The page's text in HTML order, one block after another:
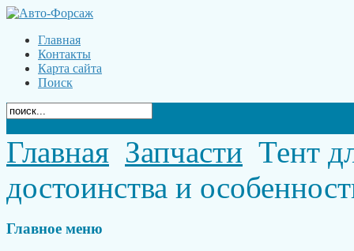
Главная
Контакты
Карта сайта
Поиск
Главная Запчасти Тент
достоинства и
Главное меню